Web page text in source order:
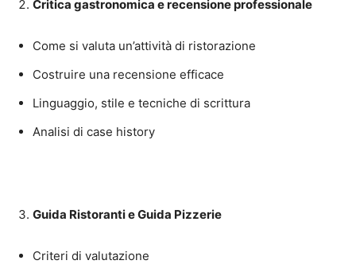
Critica gastronomica e recensione professionale
Come si valuta un’attività di ristorazione
Costruire una recensione efficace
Linguaggio, stile e tecniche di scrittura
Analisi di case history
Guida Ristoranti e Guida Pizzerie
Criteri di valutazione